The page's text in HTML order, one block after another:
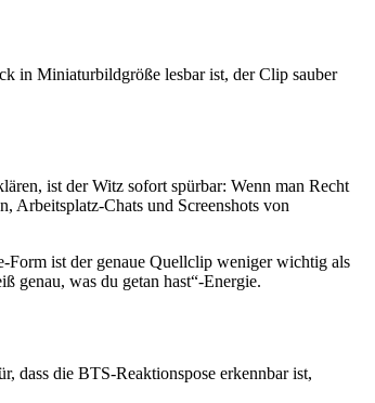
in Miniaturbildgröße lesbar ist, der Clip sauber
ist der Witz sofort spürbar: Wenn man Recht
Arbeitsplatz-Chats und Screenshots von
Form ist der genaue Quellclip weniger wichtig als
genau, was du getan hast“-Energie.
dass die BTS-Reaktionspose erkennbar ist,